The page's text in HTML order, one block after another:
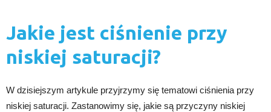
Jakie jest ciśnienie przy
niskiej saturacji?
W dzisiejszym artykule przyjrzymy się tematowi ciśnienia przy
niskiej saturacji. Zastanowimy się, jakie są przyczyny niskiej